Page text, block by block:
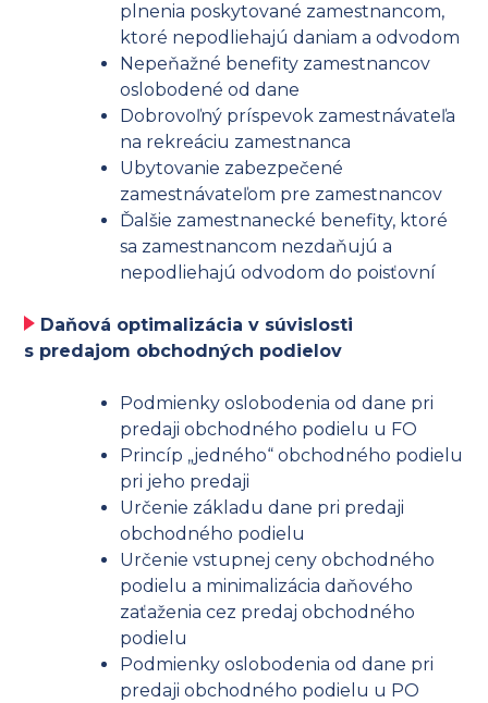
plnenia poskytované zamestnancom,
ktoré nepodliehajú daniam a odvodom
Nepeňažné benefity zamestnancov
oslobodené od dane
Dobrovoľný príspevok zamestnávateľa
na rekreáciu zamestnanca
Ubytovanie zabezpečené
zamestnávateľom pre zamestnancov
Ďalšie zamestnanecké benefity, ktoré
sa zamestnancom nezdaňujú a
nepodliehajú odvodom do poisťovní
Daňová optimalizácia v súvislosti
s predajom obchodných podielov
Podmienky oslobodenia od dane pri
predaji obchodného podielu u FO
Princíp „jedného“ obchodného podielu
pri jeho predaji
Určenie základu dane pri predaji
obchodného podielu
Určenie vstupnej ceny obchodného
podielu a minimalizácia daňového
zaťaženia cez predaj obchodného
podielu
Podmienky oslobodenia od dane pri
predaji obchodného podielu u PO